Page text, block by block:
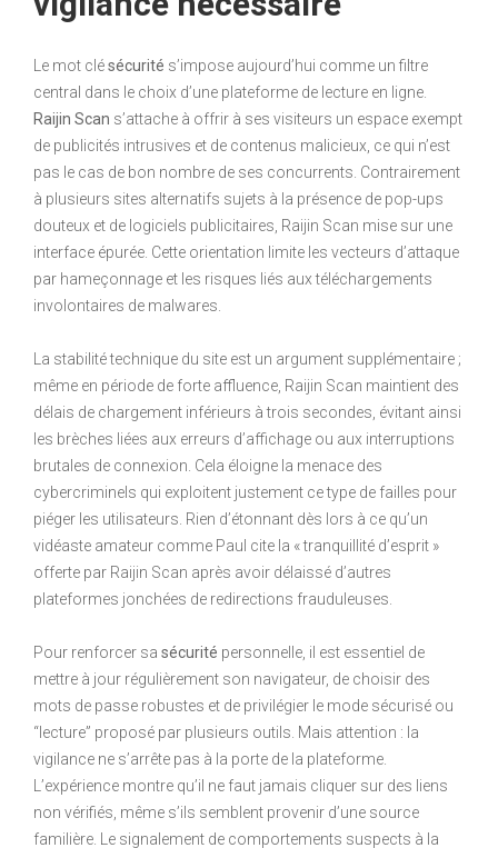
Le mot clésécurité s’impose aujourd’hui comme un filtre
central dans le choix d’une plateforme de lecture en ligne.
Raijin Scan s’attache à offrir à ses visiteurs un espace exempt
de publicités intrusives et de contenus malicieux, ce qui n’est
pas le cas de bon nombre de ses concurrents. Contrairement
à plusieurs sites alternatifs sujets à la présence de pop-ups
douteux et de logiciels publicitaires, Raijin Scan mise sur une
interface épurée. Cette orientation limite les vecteurs d’attaque
par hameçonnage et les risques liés aux téléchargements
involontaires de malwares.
La stabilité technique du site est un argument supplémentaire ;
même en période de forte affluence, Raijin Scan maintient des
délais de chargement inférieurs à trois secondes, évitant ainsi
les brèches liées aux erreurs d’affichage ou aux interruptions
brutales de connexion. Cela éloigne la menace des
cybercriminels qui exploitent justement ce type de failles pour
piéger les utilisateurs. Rien d’étonnant dès lors à ce qu’un
vidéaste amateur comme Paul cite la « tranquillité d’esprit »
offerte par Raijin Scan après avoir délaissé d’autres
plateformes jonchées de redirections frauduleuses.
Pour renforcer sa sécurité personnelle, il est essentiel de
mettre à jour régulièrement son navigateur, de choisir des
mots de passe robustes et de privilégier le mode sécurisé ou
“lecture” proposé par plusieurs outils. Mais attention : la
vigilance ne s’arrête pas à la porte de la plateforme.
L’expérience montre qu’il ne faut jamais cliquer sur des liens
non vérifiés, même s’ils semblent provenir d’une source
familière. Le signalement de comportements suspects à la